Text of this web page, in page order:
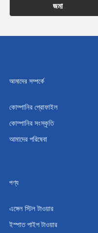
জমা
আমাদের সম্পর্কে
কোম্পানির প্রোফাইল
কোম্পানির সংস্কৃতি
আমাদের পরিষেবা
পণ্য
এঙ্গেল স্টিল টাওয়ার
ইস্পাত পাইপ টাওয়ার